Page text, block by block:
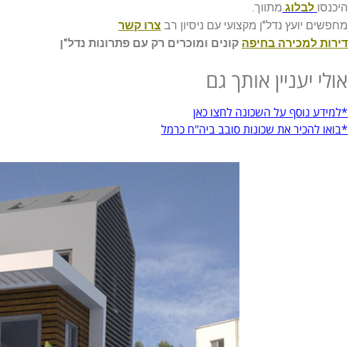
היכנסו לבלוג מתווך.
מחפשים יועץ נדל"ן מקצועי עם ניסיון רב צרו קשר
דירות למכירה בחיפה קונים ומוכרים רק עם פתרונות נדל"ן
אולי יעניין אותך גם
*למידע נוסף על השכונה לחצו כאן
*בואו להכיר את שכונות סובב ביה"ח כרמל